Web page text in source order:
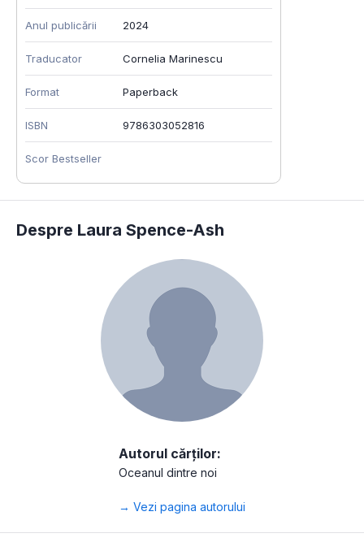
Anul publicării 2024
Traducator Cornelia Marinescu
Format Paperback
ISBN 9786303052816
Scor Bestseller
Despre Laura Spence-Ash
Autorul cărților:
Oceanul dintre noi
→ Vezi pagina autorului